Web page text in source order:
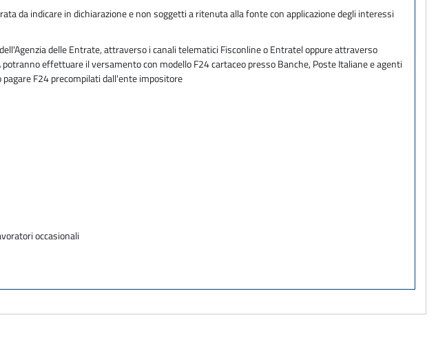
da indicare in dichiarazione e non soggetti a ritenuta alla fonte con applicazione degli interessi
delle Entrate, attraverso i canali telematici Fisconline o Entratel oppure attraverso
effettuare il versamento con modello F24 cartaceo presso Banche, Poste Italiane e agenti
F24 precompilati dall'ente impositore
occasionali